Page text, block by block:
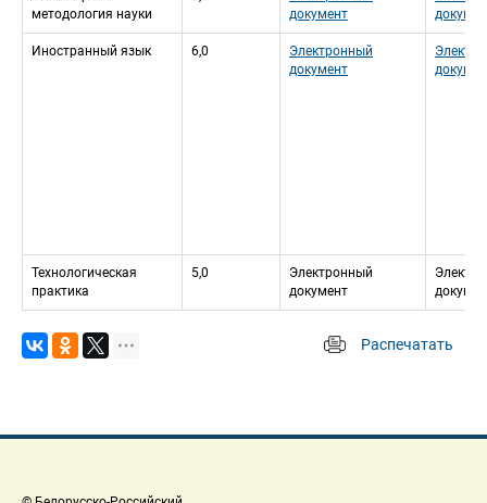
методология науки
документ
Иностранный язык 6,0
Электронный
документ
Технологическая
практика
5,0
Электронный
документ
Распечатать